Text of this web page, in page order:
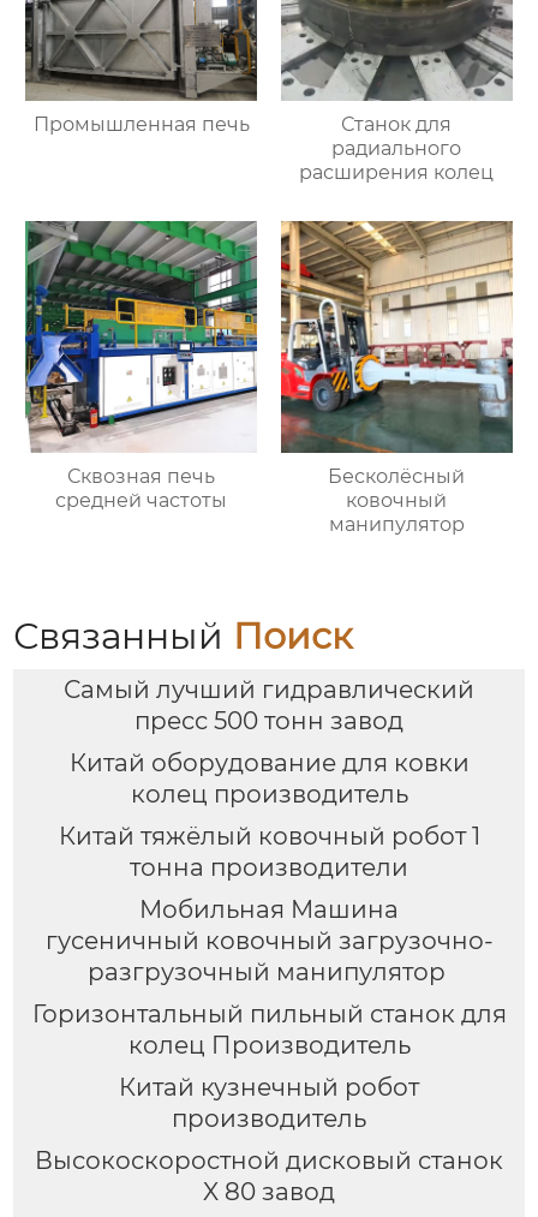
Промышленная печь
Станок для
радиального
расширения колец
Сквозная печь
средней частоты
Бесколёсный
ковочный
манипулятор
Связанный Поиск
Самый лучший гидравлический
пресс 500 тонн завод
Китай оборудование для ковки
колец производитель
Китай тяжёлый ковочный робот 1
тонна производители
Мобильная Машина
гусеничный ковочный загрузочно-
разгрузочный манипулятор
Горизонтальный пильный станок для
колец Производитель
Китай кузнечный робот
производитель
Высокоскоростной дисковый станок
X 80 завод